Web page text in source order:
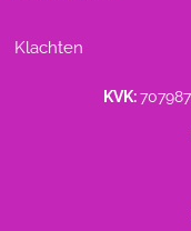
Klachten
KVK: